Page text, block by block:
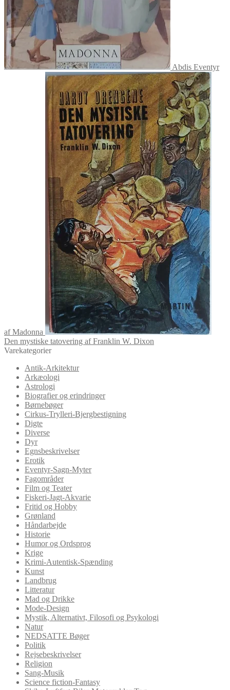
Abdis Eventyr
af Madonna
Den mystiske tatovering af Franklin W. Dixon
Varekategorier
Antik-Arkitektur
Arkæologi
Astrologi
Biografier og erindringer
Børnebøger
Cirkus-Trylleri-Bjergbestigning
Digte
Diverse
Dyr
Egnsbeskrivelser
Erotik
Eventyr-Sagn-Myter
Fagområder
Film og Teater
Fiskeri-Jagt-Akvarie
Fritid og Hobby
Grønland
Håndarbejde
Historie
Humor og Ordsprog
Krige
Krimi-Autentisk-Spænding
Kunst
Landbrug
Litteratur
Mad og Drikke
Mode-Design
Mystik, Alternativt, Filosofi og Psykologi
Natur
NEDSATTE Bøger
Politik
Rejsebeskrivelser
Religion
Sang-Musik
Science fiction-Fantasy